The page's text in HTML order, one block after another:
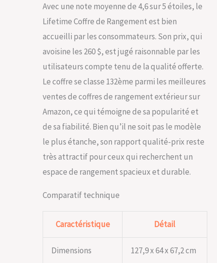
Avec une note moyenne de 4,6 sur 5 étoiles, le
Lifetime Coffre de Rangement est bien
accueilli par les consommateurs. Son prix, qui
avoisine les 260 $, est jugé raisonnable par les
utilisateurs compte tenu de la qualité offerte.
Le coffre se classe 132ème parmi les meilleures
ventes de coffres de rangement extérieur sur
Amazon, ce qui témoigne de sa popularité et
de sa fiabilité. Bien qu’il ne soit pas le modèle
le plus étanche, son rapport qualité-prix reste
très attractif pour ceux qui recherchent un
espace de rangement spacieux et durable.
Comparatif technique
Caractéristique Détail
Dimensions 127,9 x 64 x 67,2 cm